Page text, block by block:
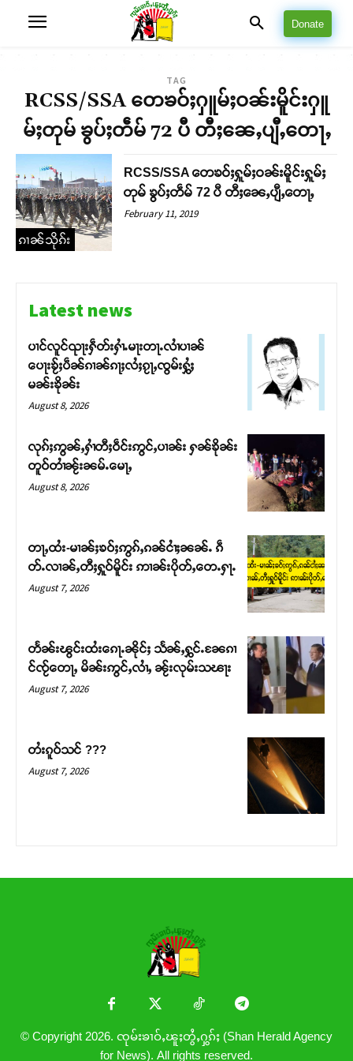
Support SHAN
တ်ႇ တူဝ်ႈလုမ်ႈၾႃႉၼၼ်ႉ ၶဝ်ႈႁူမ်ႈၵမ်ႉထႅမ် ၸုမ်းၶၢ
ဝ်ႇၽူႈတွႆႇႁွၵ်ႈ လႆႈယူႇၶႃႈဢေႃႈ။
Donate
TAG
RCSS/SSA တေၶဝ်ႈႁူမ်ႈဝၼ်းမိူင်းႁူ
မ်ႈတုမ် ၶွပ်ႈတဵမ် 72 ပီ တီႈၼေႇပျီႇတေႃႇ
ၵၢၼ်သိုၵ်း
RCSS/SSA တေၶဝ်ႈႁူမ်ႈဝၼ်းမိူင်းႁူမ်ႈ
တုမ် ၶွပ်ႈတဵမ် 72 ပီ တီႈၼေႇပျီႇတေႃႇ
February 11, 2019
Latest news
ပၢင်လူင်ၺႃးႁဵတ်းႁၢႆႉမႃးတႃႉလၢႆပၢၼ် ​​
ပေႃးၶႂ်ႈပဵၼ်ၵၢၼ်ၵႃႈလႆႈၵႂႃႇၸွမ်းႁွႆႈ
မၼ်းၶိုၼ်း
August 8, 2026
လုၵ်ႈဢွၼ်ႇႁၢႆတီႈဝဵင်းဢွင်ႇပၢၼ်း ႁၼ်ၶိုၼ်း
တူဝ်တၢႆၼႂ်းၼမ်ႉမေႃႇ
August 8, 2026
တႃႇထႆး-မၢၼ်ႈၶဝ်ႈဢွၵ်ႇၵၼ်ငၢႆႈၼၼ်ႉ ၵဵ
တ်ႉလၢၼ်ႇတီႈႁူဝ်မိူင်း ဢၢၼ်းပိုတ်ႇတေႉႁႃႉ
August 7, 2026
တႅၼ်းၽွင်းထႆးၵေႃႉၼိုင်ႈ သႅၼ်ႇႁွင်ႉၼႄၵၢ
င်ၸႂ်တေႃႇ မိၼ်းဢွင်ႇလၢႆႇ ၼႂ်းလုမ်းသၽႃး
August 7, 2026
တႆးၵူဝ်သင် ???
August 7, 2026
© Copyright 2026. ၸုမ်းၶၢဝ်ႇၽူႈတွႆႇႁွၵ်ႈ (Shan Herald Agency
for News). All rights reserved.